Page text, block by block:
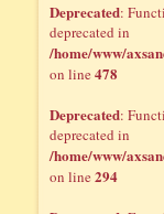
Deprecated:
deprecated in
/home/www/
on line478
Deprecated:
deprecated in
/home/www/
on line294